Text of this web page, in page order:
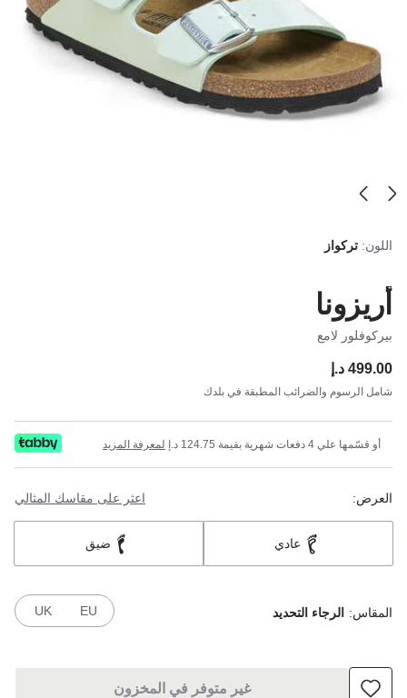
اللون: تركواز
أريزونا
بيركوفلور لامع
499.00 د.إ
شامل الرسوم والضرائب المطبقة في بلدك
أو قسّمها علي 4 دفعات شهرية بقيمة 124.75 د.إ لمعرفة المزيد
العرض: اعثر على مقاسك المثالي
عادي ضيق
المقاس: الرجاء التحديد EU
UK
غير متوفر في المخزون